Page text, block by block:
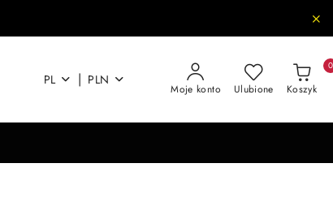
PL | PLN
Moje konto Ulubione Koszyk
0